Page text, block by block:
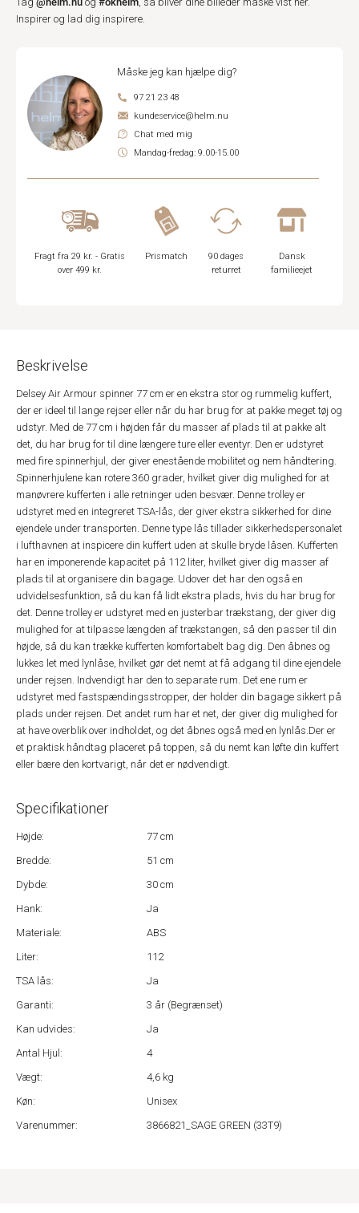
Inspirer og lad dig inspirere.
Måske jeg kan hjælpe dig?
97 21 23 48
kundeservice@helm.nu
Chat med mig
Mandag-fredag: 9.00-15.00
Fragt fra 29 kr. - Gratis
over 499 kr.
Prismatch
90 dages
returret
Dansk
familieejet
Beskrivelse
Delsey Air Armour spinner 77 cm er en ekstra stor og rummelig kuffert,
der er ideel til lange rejser eller når du har brug for at pakke meget tøj og
udstyr. Med de 77 cm i højden får du masser af plads til at pakke alt
det, du har brug for til dine længere ture eller eventyr. Den er udstyret
med fire spinnerhjul, der giver enestående mobilitet og nem håndtering.
Spinnerhjulene kan rotere 360 grader, hvilket giver dig mulighed for at
manøvrere kufferten i alle retninger uden besvær. Denne trolley er
udstyret med en integreret TSA-lås, der giver ekstra sikkerhed for dine
ejendele under transporten. Denne type lås tillader sikkerhedspersonalet
i lufthavnen at inspicere din kuffert uden at skulle bryde låsen. Kufferten
har en imponerende kapacitet på 112 liter, hvilket giver dig masser af
plads til at organisere din bagage. Udover det har den også en
udvidelsesfunktion, så du kan få lidt ekstra plads, hvis du har brug for
det. Denne trolley er udstyret med en justerbar trækstang, der giver dig
mulighed for at tilpasse længden af trækstangen, så den passer til din
højde, så du kan trække kufferten komfortabelt bag dig. Den åbnes og
lukkes let med lynlåse, hvilket gør det nemt at få adgang til dine ejendele
under rejsen. Indvendigt har den to separate rum. Det ene rum er
udstyret med fastspændingsstropper, der holder din bagage sikkert på
plads under rejsen. Det andet rum har et net, der giver dig mulighed for
at have overblik over indholdet, og det åbnes også med en lynlås.Der er
et praktisk håndtag placeret på toppen, så du nemt kan løfte din kuffert
eller bære den kortvarigt, når det er nødvendigt.
Specifikationer
Højde:
77 cm
Bredde:
51 cm
Dybde:
30 cm
Hank:
Ja
Materiale:
ABS
Liter:
112
TSA lås:
Ja
Garanti:
3 år (Begrænset)
Kan udvides:
Ja
Antal Hjul:
4
Vægt:
4,6 kg
Køn:
Unisex
Varenummer:
3866821_SAGE GREEN (33T9)